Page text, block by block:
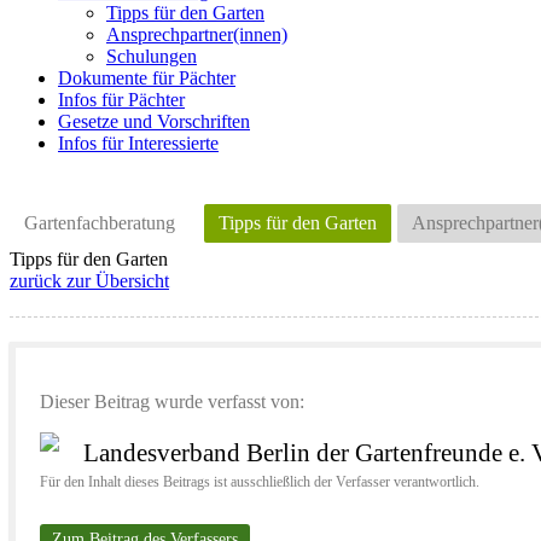
Tipps für den Garten
Ansprechpartner(innen)
Schulungen
Dokumente für Pächter
Infos für Pächter
Gesetze und Vorschriften
Infos für Interessierte
Gartenfachberatung Tipps für den Garten
Tipps für den Garten
zurück zur Übersicht
Dieser Beitrag wurde verfasst von:
Landesverband Berlin der Gartenfreunde e.
Für den Inhalt dieses Beitrags ist ausschließlich der Verfasser verantwortlich.